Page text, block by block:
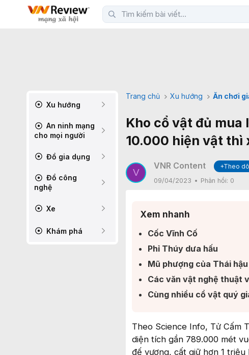
Xu hướng
An ninh mạng
cho mọi người
Đồ gia dụng
Đồ công
nghệ
Xe
Khám phá
Trang chủ Xu hướng Ăn chơi
Kho cổ vật đủ mua
10.000 hiện vật thì
V
VNR Content
+Theo
09/04/2023
Phản hồi: 0
Xem nhanh
Cốc Vĩnh Cố​
Phỉ Thúy dưa hấu​
Mũ phượng của Thái hậu​
Các văn vật nghệ thuật
Cùng nhiều cổ vật quý
Theo Science Info, Tử Cấm
diện tích gần 789.000 mét
đế vương, cất giữ hơn 1